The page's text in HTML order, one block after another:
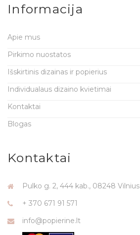
Informacija
Apie mus
Pirkimo nuostatos
Išskirtinis dizainas ir popierius
Individualaus dizaino kvietimai
Kontaktai
Blogas
Kontaktai
Pulko g. 2, 444 kab., 08248 Vilnius
+ 370 671 91 571
info@popierine.lt